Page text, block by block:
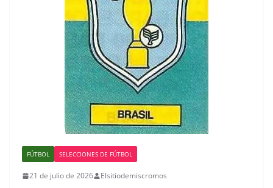
FÚTBOL SELECCIONES DE FÚTBOL
21 de julio de 2026 Elsitiodemiscromos